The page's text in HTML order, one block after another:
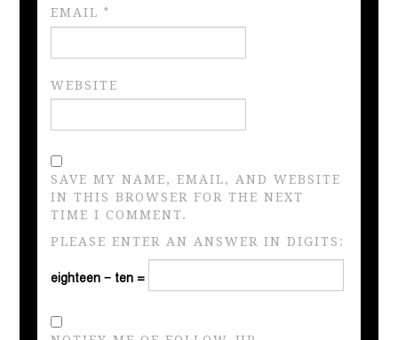
EMAIL*
WEBSITE
SAVE MY NAME, EMAIL, AND WEBSITE
IN THIS BROWSER FOR THE NEXT
TIME I COMMENT.
PLEASE ENTER AN ANSWER IN DIGITS:
eighteen − ten =